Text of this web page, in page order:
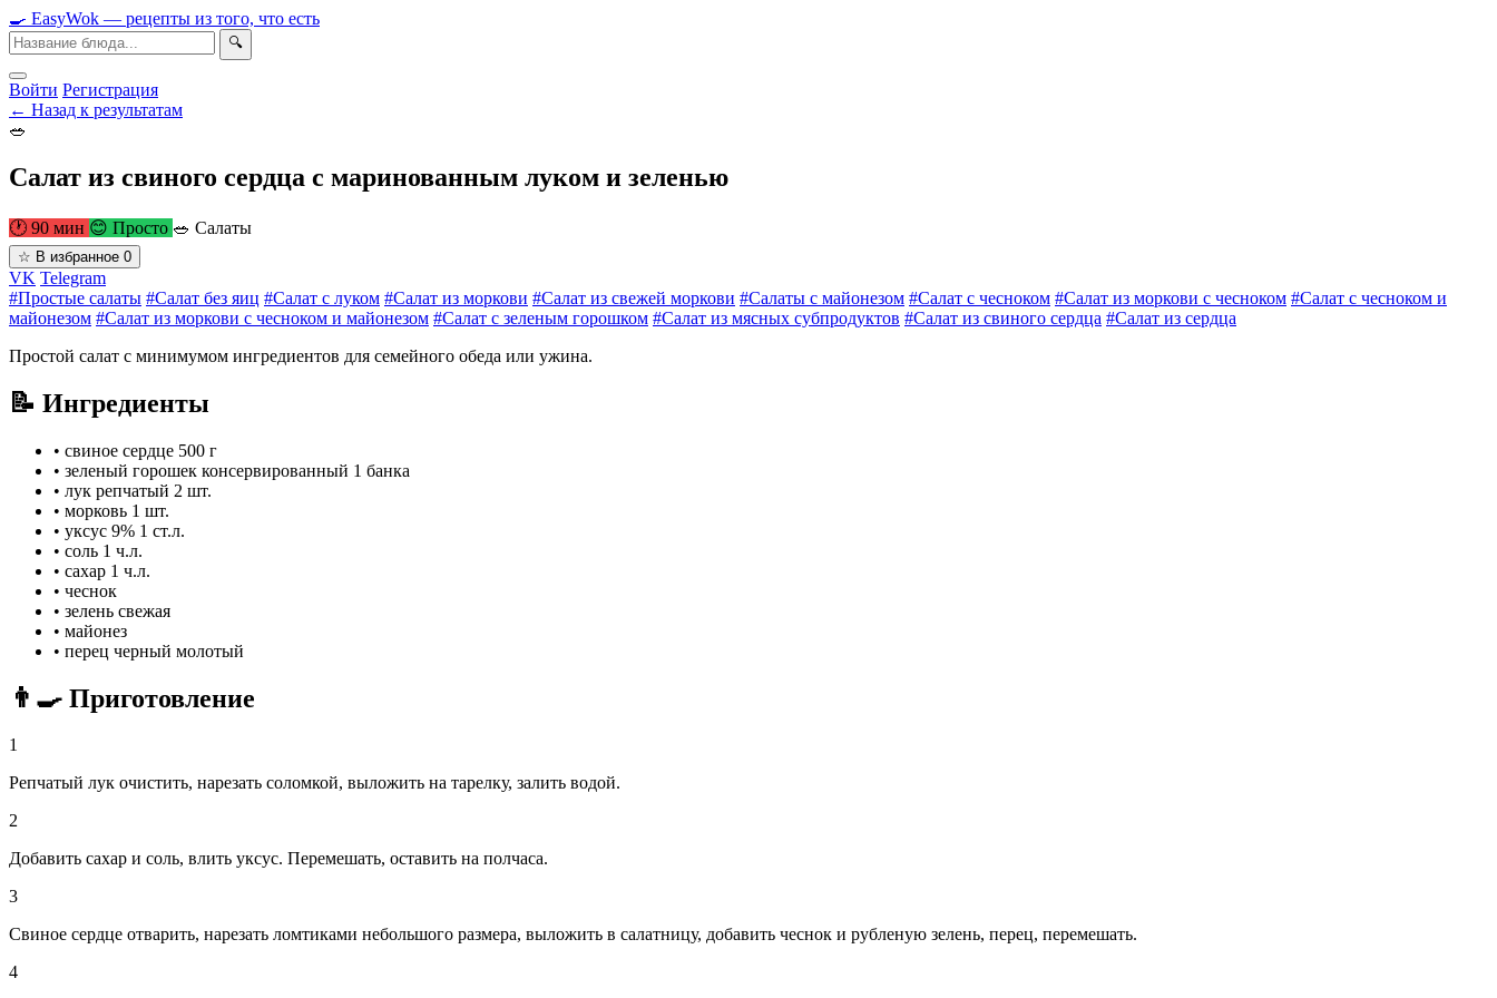
🍳 EasyWok — рецепты из того, что есть
🔍
Войти Регистрация
← Назад к результатам
🥗
Салат из свиного сердца с маринованным луком и зеленью
🕐 90 мин 😊 Просто 🥗 Салаты
☆ В избранное 0
VK Telegram
#Простые салаты #Салат без яиц #Салат с луком #Салат из моркови #Салат из свежей моркови #Салаты с майонезом #Салат с чесноком #Салат из моркови с чесноком #Салат с чесноком и
майонезом #Салат из моркови с чесноком и майонезом #Салат с зеленым горошком #Салат из мясных субпродуктов #Салат из свиного сердца #Салат из сердца
Простой салат с минимумом ингредиентов для семейного обеда или ужина.
📝 Ингредиенты
• свиное сердце 500 г
• зеленый горошек консервированный 1 банка
• лук репчатый 2 шт.
• морковь 1 шт.
• уксус 9% 1 ст.л.
• соль 1 ч.л.
• сахар 1 ч.л.
• чеснок
• зелень свежая
• майонез
• перец черный молотый
👨‍🍳 Приготовление
1
Репчатый лук очистить, нарезать соломкой, выложить на тарелку, залить водой.
2
Добавить сахар и соль, влить уксус. Перемешать, оставить на полчаса.
3
Свиное сердце отварить, нарезать ломтиками небольшого размера, выложить в салатницу, добавить чеснок и рубленую зелень, перец, перемешать.
4